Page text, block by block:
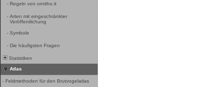
- Regeln von ornitho.it
- Arten mit eingeschränkter
Veröffentlichung
- Symbole
- Die häufigsten Fragen
Statistiken
Atlas
- Feldmethoden für den Brutvogelatlas